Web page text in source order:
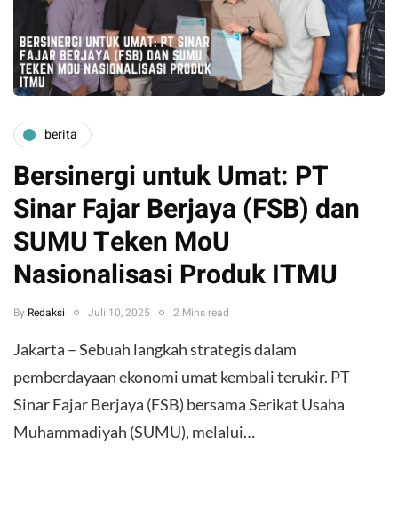
berita
Bersinergi untuk Umat: PT
Sinar Fajar Berjaya (FSB) dan
SUMU Teken MoU
Nasionalisasi Produk ITMU
By Redaksi Juli 10, 2025 2 Mins read
Jakarta – Sebuah langkah strategis dalam
pemberdayaan ekonomi umat kembali terukir. PT
Sinar Fajar Berjaya (FSB) bersama Serikat Usaha
Muhammadiyah (SUMU), melalui…